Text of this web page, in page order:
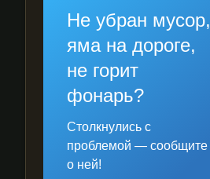
Не убран мусор,
яма на дороге,
не горит
фонарь?
Столкнулись с
проблемой — сообщите
о ней!